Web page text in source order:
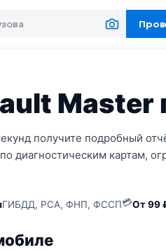
Master
получите подробный
диагностическим картам,
ГИБДД, РСА, ФНП, ФССП💳От 99